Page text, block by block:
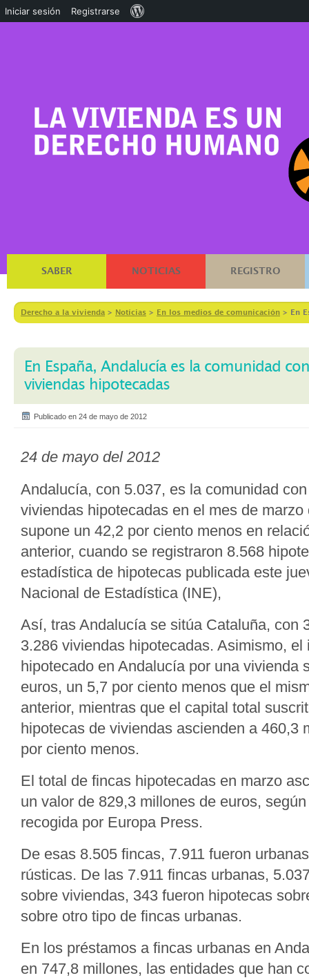
SABER NOTICIAS REGISTRO
Derecho a la vivienda > Notícias > En los medios de comunicación > En
En España, Andalucía es la comunidad
viviendas hipotecadas
Publicado en 24 de mayo de 2012
24 de mayo del 2012
Andalucía, con 5.037, es la comunidad
viviendas hipotecadas en el mes de marzo
supone un 42,2 por ciento menos en
anterior, cuando se registraron 8.568
estadística de hipotecas publicada este
Nacional de Estadística (INE),
Así, tras Andalucía se sitúa Cataluña, con
3.286 viviendas hipotecadas. Asimismo, el
hipotecado en Andalucía por una vivienda
euros, un 5,7 por ciento menos que el
anterior, mientras que el capital total
hipotecas de viviendas ascienden a 460,3
por ciento menos.
El total de fincas hipotecadas en marzo
un valor de 829,3 millones de euros,
recogida por Europa Press.
De esas 8.505 fincas, 7.911 fueron
rústicas. De las 7.911 fincas urbanas,
sobre viviendas, 343 fueron hipotecas
sobre otro tipo de fincas urbanas.
En los préstamos a fincas urbanas en
en 747,8 millones, las entidades que han
Iniciar sesión Registrarse